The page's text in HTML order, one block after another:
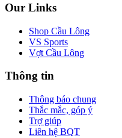
Our Links
Shop Cầu Lông
VS Sports
Vợt Cầu Lông
Thông tin
Thông báo chung
Thắc mắc, góp ý
Trợ giúp
Liên hệ BQT